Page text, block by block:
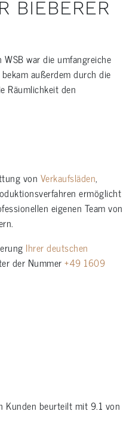
BIEBERER
war die umfangreiche
außerdem durch die
Räumlichkeit den
von Verkaufsläden,
ermöglicht
eigenen Team von
Ihrer deutschen
der Nummer+49 1609
Kunden beurteilt mit9.1 von